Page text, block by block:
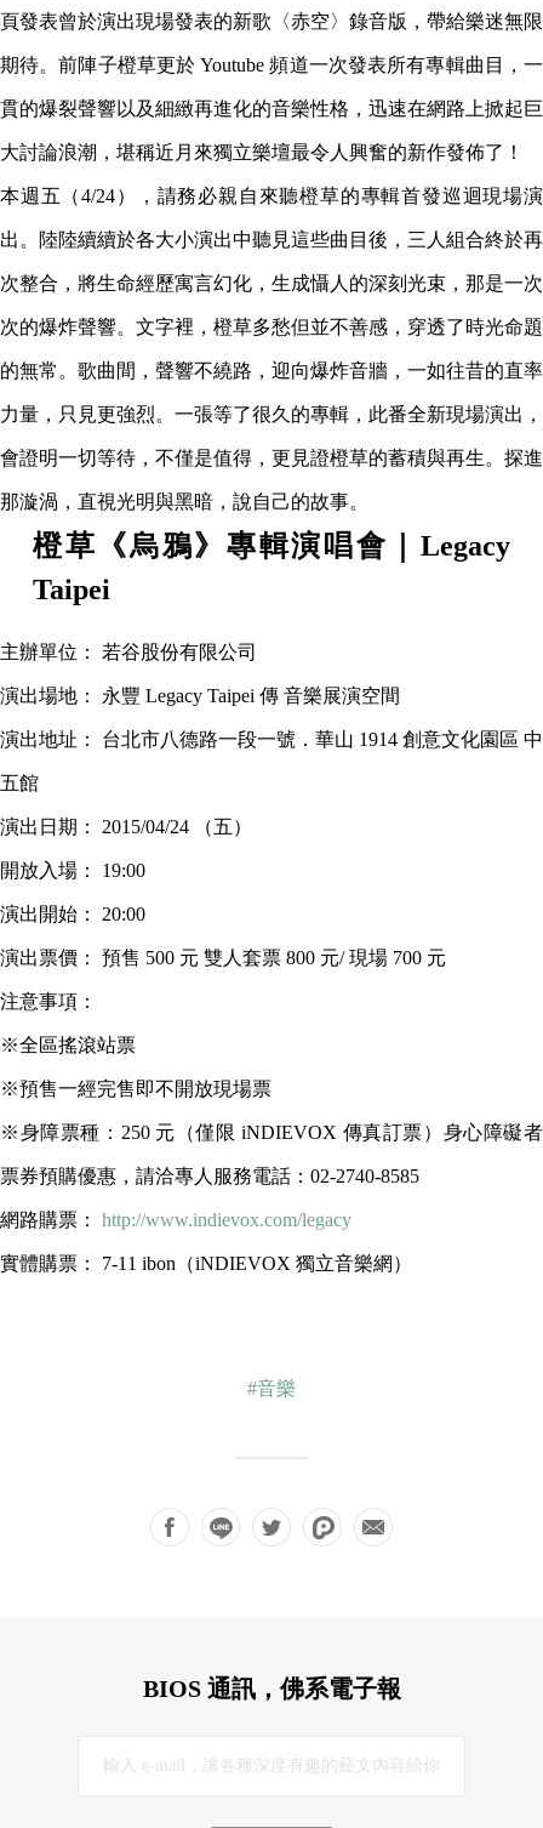
頁發表曾於演出現場發表的新歌〈赤空〉錄音版，帶給樂迷無限
期待。前陣子橙草更於 Youtube 頻道一次發表所有專輯曲目，一
貫的爆裂聲響以及細緻再進化的音樂性格，迅速在網路上掀起巨
大討論浪潮，堪稱近月來獨立樂壇最令人興奮的新作發佈了！
本週五（4/24），請務必親自來聽橙草的專輯首發巡迴現場演
出。陸陸續續於各大小演出中聽見這些曲目後，三人組合終於再
次整合，將生命經歷寓言幻化，生成懾人的深刻光束，那是一次
次的爆炸聲響。文字裡，橙草多愁但並不善感，穿透了時光命題
的無常。歌曲間，聲響不繞路，迎向爆炸音牆，一如往昔的直率
力量，只見更強烈。一張等了很久的專輯，此番全新現場演出，
會證明一切等待，不僅是值得，更見證橙草的蓄積與再生。探進
那漩渦，直視光明與黑暗，說自己的故事。
橙草《烏鴉》專輯演唱會｜Legacy
Taipei
主辦單位： 若谷股份有限公司
演出場地： 永豐 Legacy Taipei 傳 音樂展演空間
演出地址： 台北市八德路一段一號．華山 1914 創意文化園區 中
五館
演出日期： 2015/04/24 （五）
開放入場： 19:00
演出開始： 20:00
演出票價： 預售 500 元 雙人套票 800 元/ 現場 700 元
注意事項：
※全區搖滾站票
※預售一經完售即不開放現場票
※身障票種：250 元（僅限 iNDIEVOX 傳真訂票）身心障礙者
票券預購優惠，請洽專人服務電話：02-2740-8585
網路購票： http://www.indievox.com/legacy
實體購票： 7-11 ibon（iNDIEVOX 獨立音樂網）
#音樂
BIOS 通訊，佛系電子報